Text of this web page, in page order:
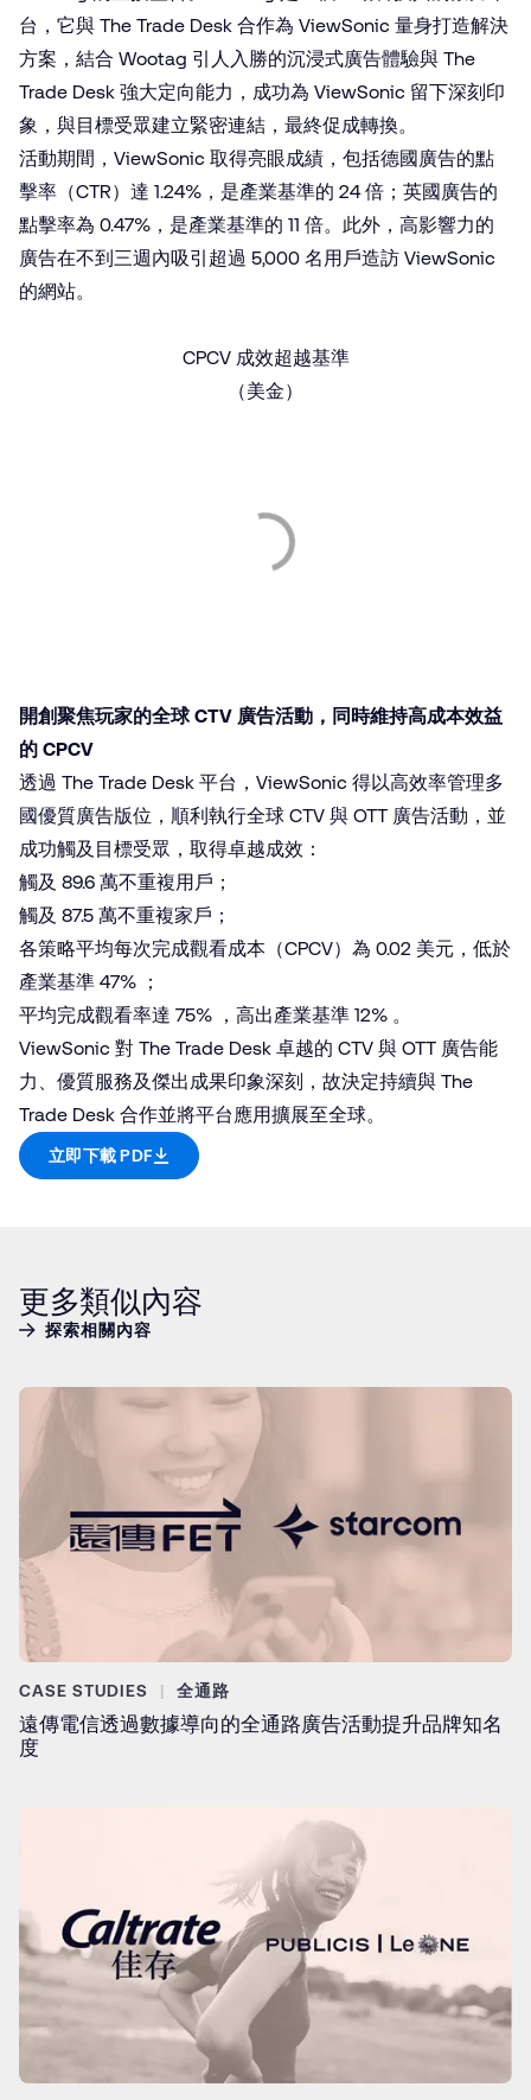
台，它與 The Trade Desk 合作為 ViewSonic 量身打造解決
方案，結合 Wootag 引人入勝的沉浸式廣告體驗與 The
Trade Desk 強大定向能力，成功為 ViewSonic 留下深刻印
象，與目標受眾建立緊密連結，最終促成轉換。
活動期間，ViewSonic 取得亮眼成績，包括德國廣告的點
擊率（CTR）達 1.24%，是產業基準的 24 倍；英國廣告的
點擊率為 0.47%，是產業基準的 11 倍。此外，高影響力的
廣告在不到三週內吸引超過 5,000 名用戶造訪 ViewSonic
的網站。
CPCV 成效超越基準
（美金）
開創聚焦玩家的全球 CTV 廣告活動，同時維持高成本效益
的 CPCV
透過 The Trade Desk 平台，ViewSonic 得以高效率管理多
國優質廣告版位，順利執行全球 CTV 與 OTT 廣告活動，並
成功觸及目標受眾，取得卓越成效：
觸及 89.6 萬不重複用戶；
觸及 87.5 萬不重複家戶；
各策略平均每次完成觀看成本（CPCV）為 0.02 美元，低於
產業基準 47% ；
平均完成觀看率達 75% ，高出產業基準 12% 。
ViewSonic 對 The Trade Desk 卓越的 CTV 與 OTT 廣告能
力、優質服務及傑出成果印象深刻，故決定持續與 The
Trade Desk 合作並將平台應用擴展至全球。
立即下載 PDF
更多類似內容
探索相關內容
CASE STUDIES 全通路
遠傳電信透過數據導向的全通路廣告活動提升品牌知名
度